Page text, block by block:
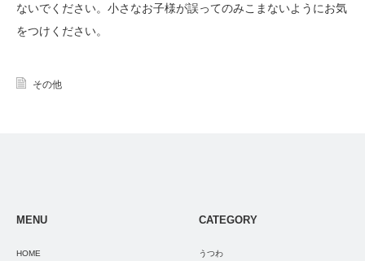
ないでください。小さなお子様が誤ってのみこまないようにお気
をつけください。
その他
MENU
HOME
CATEGORY
うつわ